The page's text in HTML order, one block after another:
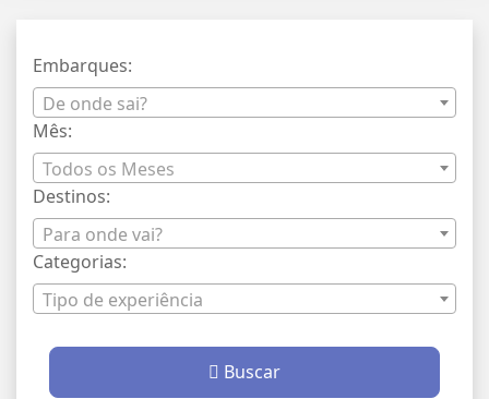
Embarques:
De onde sai?
Mês:
Todos os Meses
Destinos:
Para onde vai?
Categorias:
Tipo de experiência
Buscar